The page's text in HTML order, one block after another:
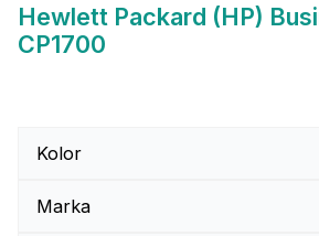
Hewlett Packard (HP)
CP1700